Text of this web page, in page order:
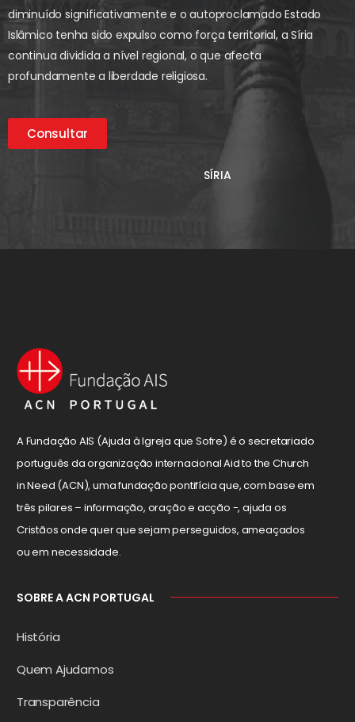
diminuído significativamente e o autoproclamado Estado
Islâmico tenha sido expulso como força territorial, a Síria
continua dividida a nível regional, o que afecta
profundamente a liberdade religiosa.
Consultar
SÍRIA
A Fundação AIS (Ajuda à Igreja que Sofre) é o secretariado
português da organização internacional Aid to the Church
in Need (ACN), uma fundação pontifícia que, com base em
três pilares – informação, oração e acção -, ajuda os
Cristãos onde quer que sejam perseguidos, ameaçados
ou em necessidade.
SOBRE A ACN PORTUGAL
História
Quem Ajudamos
Transparência